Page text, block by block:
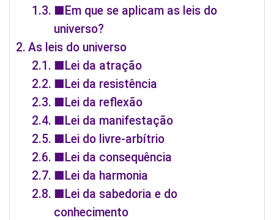
■Em que se aplicam as leis do
universo?
As leis do universo
■Lei da atração
■Lei da resistência
■Lei da reflexão
■Lei da manifestação
■Lei do livre-arbítrio
■Lei da consequência
■Lei da harmonia
■Lei da sabedoria e do
conhecimento